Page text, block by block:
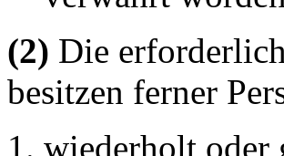
(2) Die
besitzen ferner
wiederholt oder